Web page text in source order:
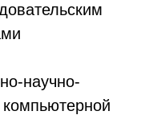
научно-